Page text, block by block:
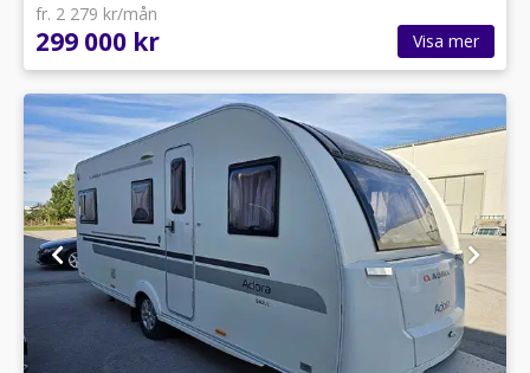
fr. 2 279 kr/mån
299 000 kr Visa mer